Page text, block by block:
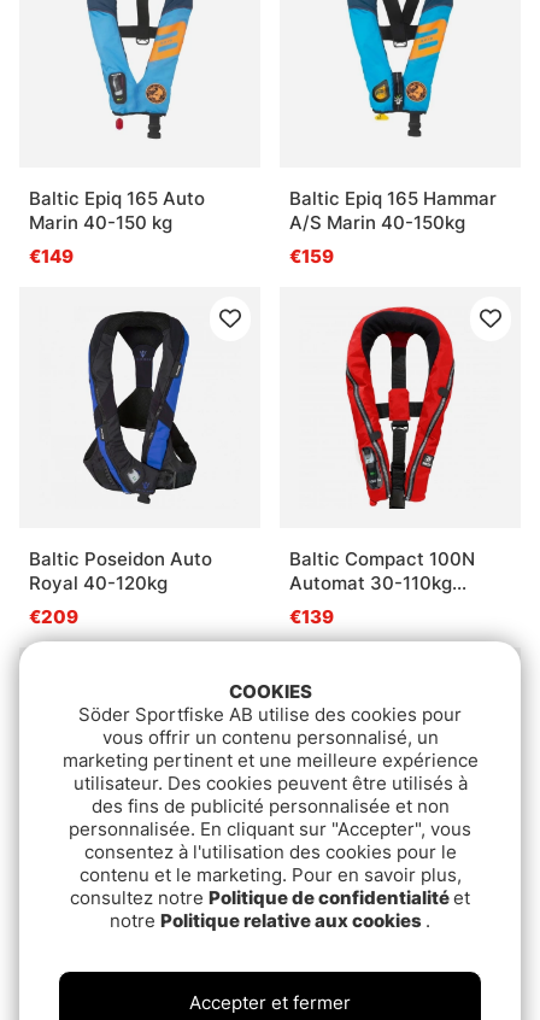
Baltic Epiq 165 Auto
Marin 40-150 kg
€149
Baltic Epiq 165 Hammar
A/S Marin 40-150kg
€159
Baltic Poseidon Auto
Royal 40-120kg
€209
Baltic Compact 100N
Automat 30-110kg
Rouge
€139
Baltic Legend Rouge
Baltic compact 100N
€139
COOKIES
Söder Sportfiske AB utilise des cookies pour
vous offrir un contenu personnalisé, un
marketing pertinent et une meilleure expérience
utilisateur. Des cookies peuvent être utilisés à
des fins de publicité personnalisée et non
personnalisée. En cliquant sur "Accepter", vous
consentez à l'utilisation des cookies pour le
contenu et le marketing. Pour en savoir plus,
consultez notre Politique de confidentialitéet
notre Politique relative aux cookies .
Accepter et fermer